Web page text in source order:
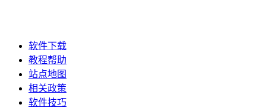
软件下载
教程帮助
站点地图
相关政策
软件技巧